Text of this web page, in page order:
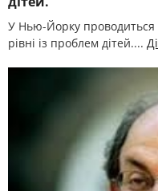
У Нью-Йорку
рівні із проблем дітей....